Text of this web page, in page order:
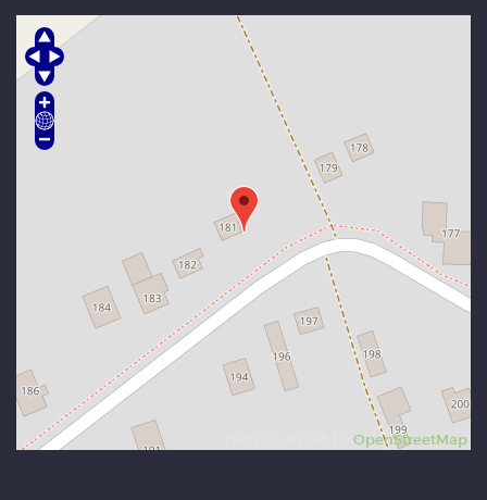
OpenStreetMap